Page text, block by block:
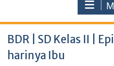
BDR | SD Kelas II |
harinya Ibu